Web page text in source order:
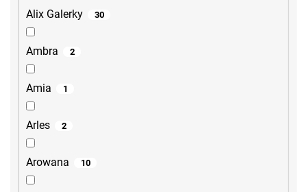
Alix Galerky 30
Ambra 2
Amia 1
Arles 2
Arowana 10